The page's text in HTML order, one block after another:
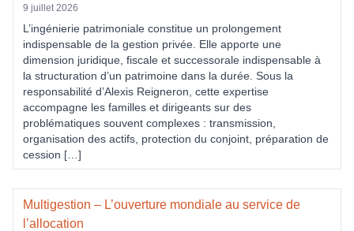
9 juillet 2026
L’ingénierie patrimoniale constitue un prolongement
indispensable de la gestion privée. Elle apporte une
dimension juridique, fiscale et successorale indispensable à
la structuration d’un patrimoine dans la durée. Sous la
responsabilité d’Alexis Reigneron, cette expertise
accompagne les familles et dirigeants sur des
problématiques souvent complexes : transmission,
organisation des actifs, protection du conjoint, préparation de
cession […]
Multigestion – L’ouverture mondiale au service de
l’allocation